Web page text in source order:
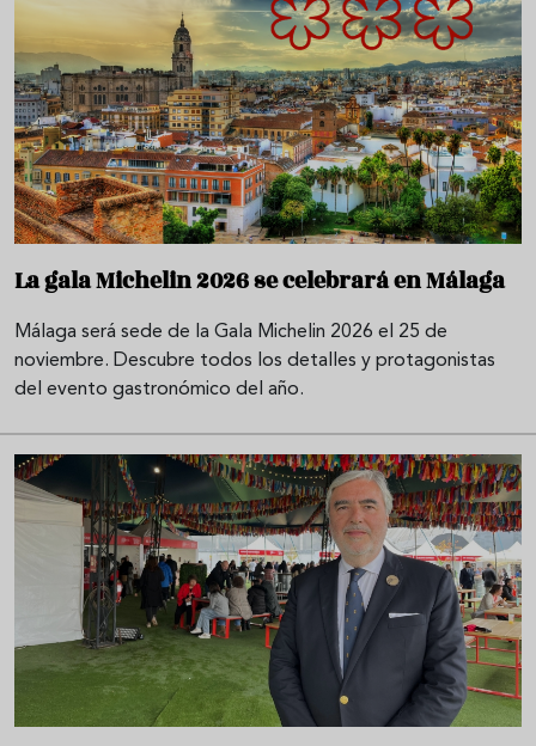
La gala Michelin 2026 se celebrará en Málaga
Málaga será sede de la Gala Michelin 2026 el 25 de
noviembre. Descubre todos los detalles y protagonistas
del evento gastronómico del año.